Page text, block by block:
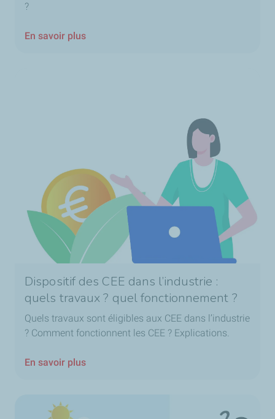
?
En savoir plus
Dispositif des CEE dans l’industrie :
quels travaux ? quel fonctionnement ?
Quels travaux sont éligibles aux CEE dans l’industrie
? Comment fonctionnent les CEE ? Explications.
En savoir plus